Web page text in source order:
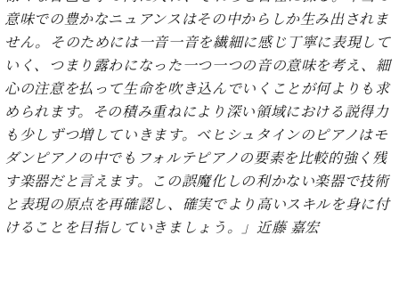
ア
ノ
C.
ベ
ヒ
ュ
タ
イ
ン
コ
ス
タ
ジ
オ
納
実
績
音
楽
ベ
ン
ト
コ
ン
ー
ル
音
・
ン
ト
ラ
東
京
店
長
ご
意味での豊かなニュアンスはその中からしか生み出されま
せん。そのためには一音一音を繊細に感じ丁寧に表現して
いく、つまり露わになった一つ一つの音の意味を考え、細
心の注意を払って生命を吹き込んでいくことが何よりも求
められます。その積み重ねにより深い領域における説得力
も少しずつ増していきます。ベヒシュタインのピアノはモ
ダンピアノの中でもフォルテピアノの要素を比較的強く残
す楽器だと言えます。この誤魔化しの利かない楽器で技術
と表現の原点を再確認し、確実でより高いスキルを身に付
けることを目指していきましょう。」近藤 嘉宏